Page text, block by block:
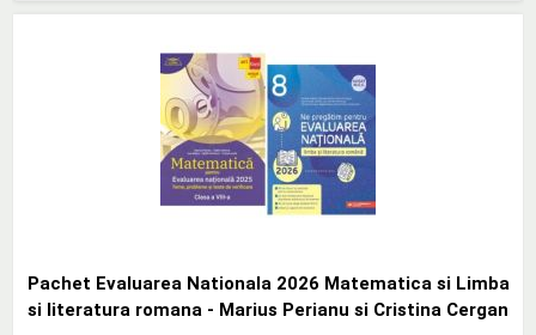
Pachet Evaluarea Nationala 2026 Matematica si Limba
si literatura romana - Marius Perianu si Cristina Cergan